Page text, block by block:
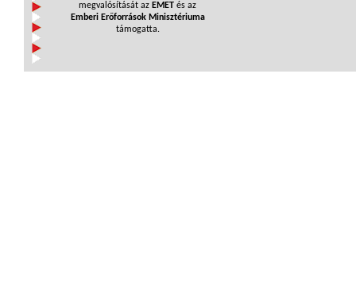
megvalósítását az EMET és az
Emberi Erőforrások Minisztériuma
támogatta.